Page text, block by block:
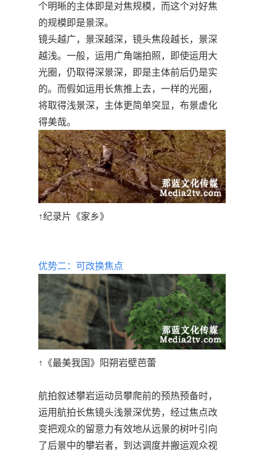
个明晰的主体即是对焦规模，而这个对好焦
的规模即是景深。
镜头越广，景深越深，镜头焦段越长，景深
越浅。一般，运用广角端拍照，即使运用大
光圈，仍取得深景深，即是主体前后仍是实
的。而假如运用长焦推上去，一样的光圈，
将取得浅景深，主体更简单突显，布景虚化
得美哉。
↑纪录片《家乡》
优势二：可改换焦点
↑《最美我国》阳朔岩壁芭蕾
航拍叙述攀岩运动员攀爬前的预热预备时，
运用航拍长焦镜头浅景深优势，经过焦点改
变把观众的留意力有效地从远景的树叶引向
了后景中的攀岩者，到达调度并搬运观众视